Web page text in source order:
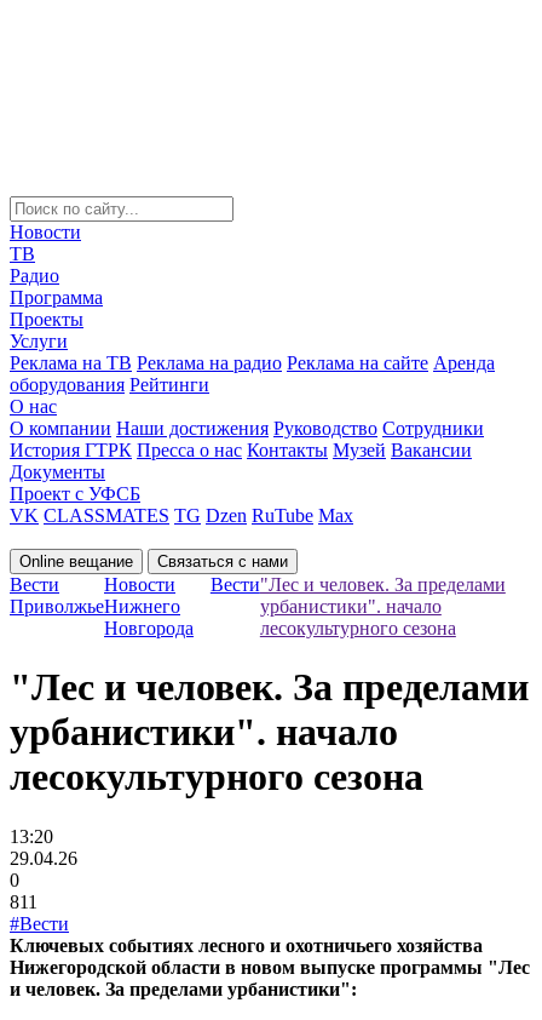
Новости
ТВ
Радио
Программа
Проекты
Услуги
Реклама на ТВ Реклама на радио Реклама на сайте Аренда
оборудования Рейтинги
О нас
О компании Наши достижения Руководство Сотрудники
История ГТРК Пресса о нас Контакты Музей Вакансии
Документы
Проект с УФСБ
VK CLASSMATES TG Dzen RuTube Max
Online вещание Связаться с нами
Вести
Приволжье
Новости
Нижнего
Новгорода
Вести"Лес и человек. За пределами
урбанистики". начало
лесокультурного сезона
"Лес и человек. За пределами
урбанистики". начало
лесокультурного сезона
13:20
29.04.26
0
811
#Вести
Ключевых событиях лесного и охотничьего хозяйства
Нижегородской области в новом выпуске программы "Лес
и человек. За пределами урбанистики":